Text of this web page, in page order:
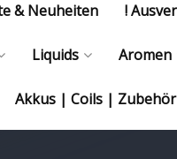
& Neuheiten !
Liquids Aromen
Akkus | Coils |